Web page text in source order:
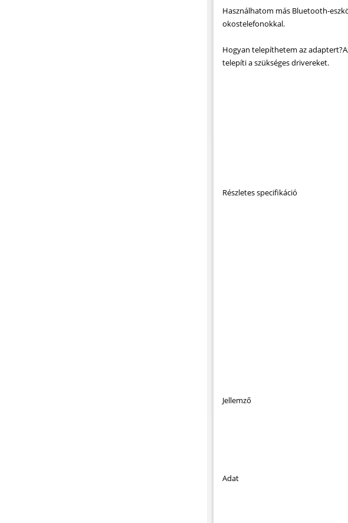
Használhatom más Bluetooth-
okostelefonokkal.
Hogyan telepíthetem az
telepíti a szükséges drivereket.
Részletes specifikáció
Jellemző
Adat